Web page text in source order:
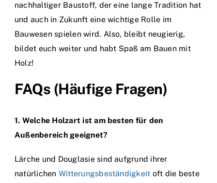
nachhaltiger Baustoff, der eine lange Tradition hat
und auch in Zukunft eine wichtige Rolle im
Bauwesen spielen wird. Also, bleibt neugierig,
bildet euch weiter und habt Spaß am Bauen mit
Holz!
FAQs (Häufige Fragen)
1. Welche Holzart ist am besten für den
Außenbereich geeignet?
Lärche und Douglasie sind aufgrund ihrer
natürlichen Witterungsbeständigkeit oft die beste